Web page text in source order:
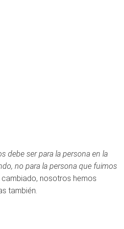
debe ser para la persona en la
no para la persona que fuimos
cambiado, nosotros hemos
también.